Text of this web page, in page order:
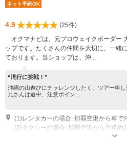
ネット予約OK
4.9
(25件)
オクマナビは、元プロウェイクボーダー
ップです。たくさんの仲間を大切に、一緒
ております。当ショップは、沖...
“滝行に挑戦！”
沖縄の山遊びにチャレンジしたく、ツアー申
兄さんは道中、注意ポイン...
営業時間：9:00～18：00 休業日：不定休